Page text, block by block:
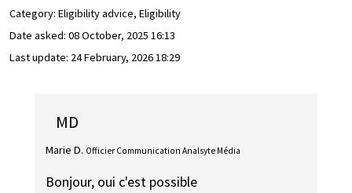
Category: Eligibility advice, Eligibility
Date asked: 08 October, 2025 16:13
Last update: 24 February, 2026 18:29
MD
Marie D. Officier Communication Analsyte Média
Bonjour, oui c'est possible